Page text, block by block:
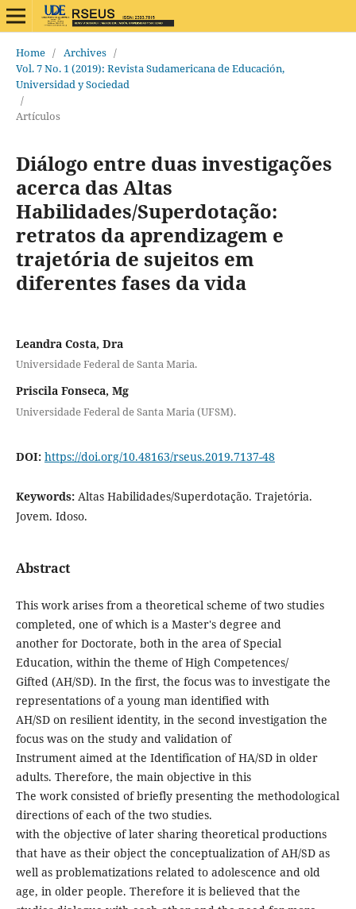
Home / Archives /
Vol. 7 No. 1 (2019): Revista Sudamericana de Educación,
Universidad y Sociedad
/
Artículos
Diálogo entre duas investigações
acerca das Altas
Habilidades/Superdotação:
retratos da aprendizagem e
trajetória de sujeitos em
diferentes fases da vida
Leandra Costa, Dra
Universidade Federal de Santa Maria.
Priscila Fonseca, Mg
Universidade Federal de Santa Maria (UFSM).
DOI: https://doi.org/10.48163/rseus.2019.7137-48
Keywords: Altas Habilidades/Superdotação. Trajetória.
Jovem. Idoso.
Abstract
This work arises from a theoretical scheme of two studies
completed, one of which is a Master's degree and
another for Doctorate, both in the area of ​​Special
Education, within the theme of High Competences/
Gifted (AH/SD). In the first, the focus was to investigate the
representations of a young man identified with
AH/SD on resilient identity, in the second investigation the
focus was on the study and validation of
Instrument aimed at the Identification of HA/SD in older
adults. Therefore, the main objective in this
The work consisted of briefly presenting the methodological
directions of each of the two studies.
with the objective of later sharing theoretical productions
that have as their object the conceptualization of AH/SD as
well as problematizations related to adolescence and old
age, in older people. Therefore it is believed that the